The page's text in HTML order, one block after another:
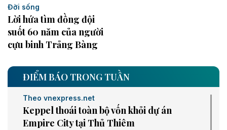
Đời sống
Lời hứa tìm đồng đội
suốt 60 năm của người
cựu binh Trảng Bàng
ĐIỂM BÁO TRONG TUẦN
Theo vnexpress.net
Keppel thoái toàn bộ vốn khỏi dự án
Empire City tại Thủ Thiêm